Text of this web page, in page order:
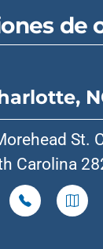
de
St.
Carolina